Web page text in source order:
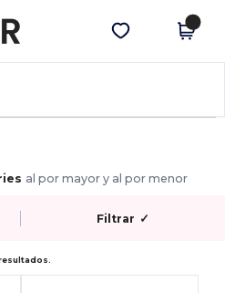
Descargar app
al por mayor y al por menor
Filtrar ✓